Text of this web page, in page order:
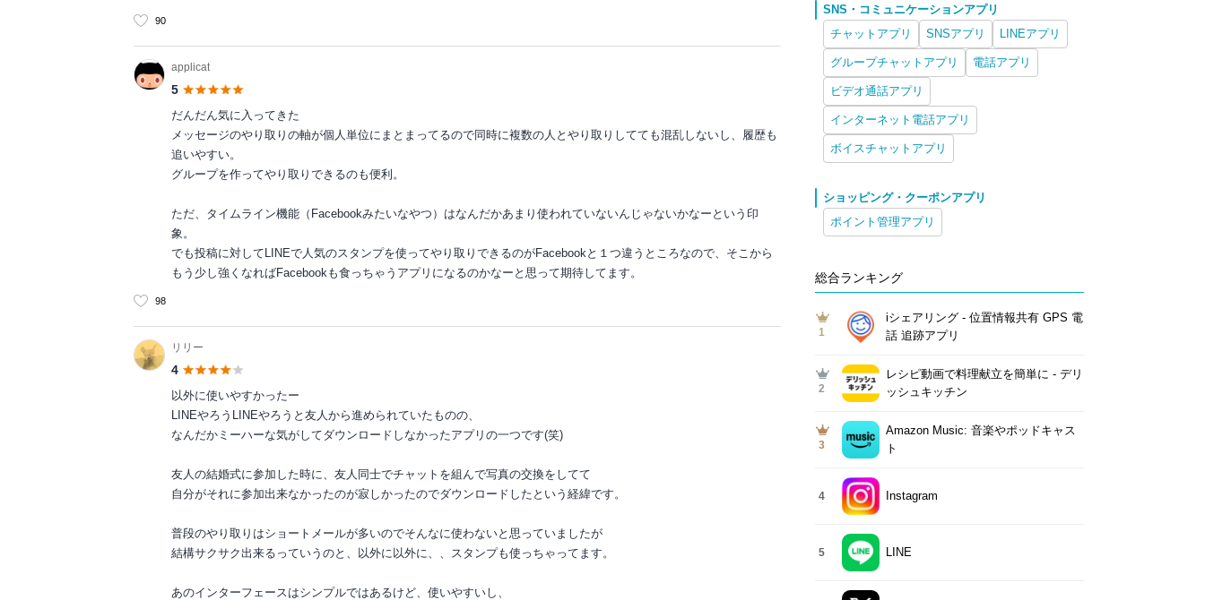
90
applicat
5
だんだん気に入ってきた
メッセージのやり取りの軸が個人単位にまとまってるので同時に複数の人とやり取りしてても混乱しないし、履歴も
追いやすい。
グループを作ってやり取りできるのも便利。
ただ、タイムライン機能（Facebookみたいなやつ）はなんだかあまり使われていないんじゃないかなーという印
象。
でも投稿に対してLINEで人気のスタンプを使ってやり取りできるのがFacebookと１つ違うところなので、そこから
もう少し強くなればFacebookも食っちゃうアプリになるのかなーと思って期待してます。
98
リリー
4
以外に使いやすかったー
LINEやろうLINEやろうと友人から進められていたものの、
なんだかミーハーな気がしてダウンロードしなかったアプリの一つです(笑)
友人の結婚式に参加した時に、友人同士でチャットを組んで写真の交換をしてて
自分がそれに参加出来なかったのが寂しかったのでダウンロードしたという経緯です。
普段のやり取りはショートメールが多いのでそんなに使わないと思っていましたが
結構サクサク出来るっていうのと、以外に以外に、、スタンプも使っちゃってます。
あのインターフェースはシンプルではあるけど、使いやすいし、
SNS・コミュニケーションアプリ
チャットアプリ
SNSアプリ LINEアプリ
グループチャットアプリ 電話アプリ
ビデオ通話アプリ
インターネット電話アプリ
ボイスチャットアプリ
ショッピング・クーポンアプリ
ポイント管理アプリ
総合ランキング
1
iシェアリング - 位置情報共有 GPS 電
話 追跡アプリ
2
レシピ動画で料理献立を簡単‪に - デリ
ッシュキッチン
3
Amazon Music: 音楽やポッドキャス
ト
4 Instagram
5 LINE